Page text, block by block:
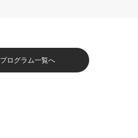
プログラム一覧へ